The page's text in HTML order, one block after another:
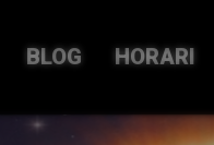
BLOG HORARI